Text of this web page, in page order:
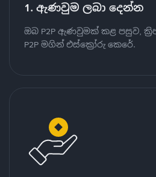
1. ඇණවුම ලබා දෙන්න
ඔබ P2P ඇණවුමක් කළ පසුව,
P2P මගින් එස්ක්‍රෝරු කෙරේ.